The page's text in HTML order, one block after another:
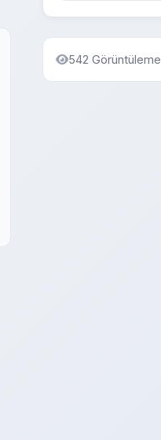
542 Görüntüleme